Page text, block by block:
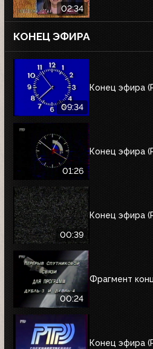
02:34
КОНЕЦ ЭФИРА
09:34
Конец эфира
01:26
Конец эфира
00:39
Конец эфира
00:24
Фрагмент
Конец эфира